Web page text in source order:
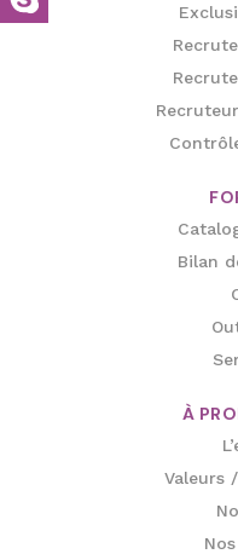
Bilan
À
Valeurs